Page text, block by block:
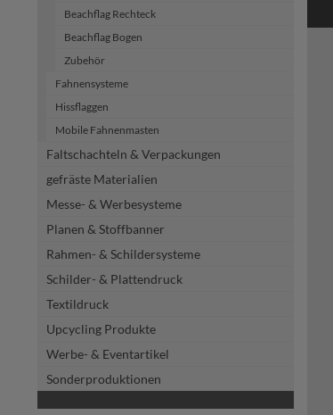
Beachflag Rechteck
Beachflag Bogen
Zubehör
Fahnensysteme
Hissflaggen
Mobile Fahnenmasten
Faltschachteln & Verpackungen
gefräste Materialien
Messe- & Werbesysteme
Planen & Stoffbanner
Rahmen- & Schildersysteme
Schilder- & Plattendruck
Textildruck
Upcycling Produkte
Werbe- & Eventartikel
Sonderproduktionen